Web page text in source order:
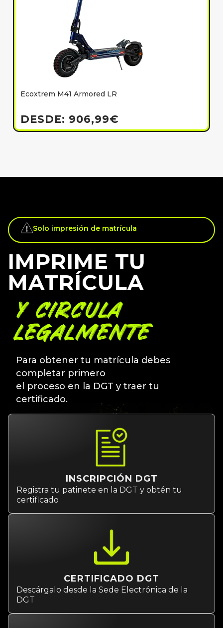
Ecoxtrem M41 Armored LR
DESDE: 906,99€
Solo impresión de matrícula
IMPRIME TU
MATRÍCULA
Y CIRCULA
LEGALMENTE
Para obtener tu matrícula debes
completar primero
el proceso en la DGT y traer tu
certificado.
INSCRIPCIÓN DGT
Registra tu patinete en la DGT y obtén tu
certificado
CERTIFICADO DGT
Descárgalo desde la Sede Electrónica de la
DGT